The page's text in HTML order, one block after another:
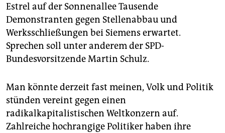
Estrel auf der Sonnenallee Tausende
Demonstranten gegen Stellenabbau und
Werksschließungen bei Siemens erwartet.
Sprechen soll unter anderem der SPD-
Bundesvorsitzende Martin Schulz.
Man könnte derzeit fast meinen, Volk und Politik
stünden vereint gegen einen
radikalkapitalistischen Weltkonzern auf.
Zahlreiche hochrangige Politiker haben ihre